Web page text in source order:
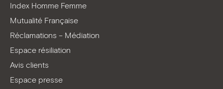
Index Homme Femme
Mutualité Française
Réclamations – Médiation
Espace résiliation
Avis clients
Espace presse